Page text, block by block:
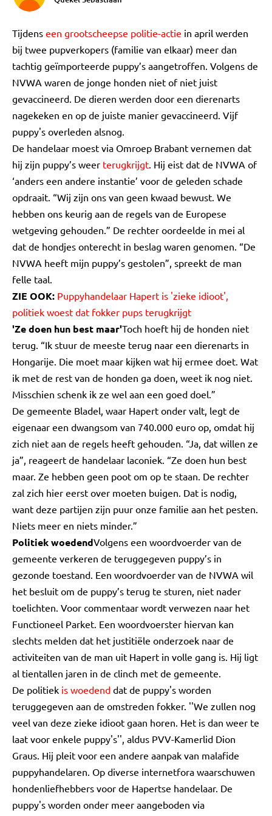
Tijdens een grootscheepse politie-actie in april werden
bij twee pupverkopers (familie van elkaar) meer dan
tachtig geïmporteerde puppy’s aangetroffen. Volgens de
NVWA waren de jonge honden niet of niet juist
gevaccineerd. De dieren werden door een dierenarts
nagekeken en op de juiste manier gevaccineerd. Vijf
puppy's overleden alsnog.
De handelaar moest via Omroep Brabant vernemen dat
hij zijn puppy’s weer terugkrijgt. Hij eist dat de NVWA of
‘anders een andere instantie’ voor de geleden schade
opdraait. “Wij zijn ons van geen kwaad bewust. We
hebben ons keurig aan de regels van de Europese
wetgeving gehouden.” De rechter oordeelde in mei al
dat de hondjes onterecht in beslag waren genomen. “De
NVWA heeft mijn puppy’s gestolen”, spreekt de man
felle taal.
ZIE OOK: Puppyhandelaar Hapert is 'zieke idioot',
politiek woest dat fokker pups terugkrijgt
'Ze doen hun best maar'Toch hoeft hij de honden niet
terug. “Ik stuur de meeste terug naar een dierenarts in
Hongarije. Die moet maar kijken wat hij ermee doet. Wat
ik met de rest van de honden ga doen, weet ik nog niet.
Misschien schenk ik ze wel aan een goed doel.”
De gemeente Bladel, waar Hapert onder valt, legt de
eigenaar een dwangsom van 740.000 euro op, omdat hij
zich niet aan de regels heeft gehouden. “Ja, dat willen ze
ja”, reageert de handelaar laconiek. “Ze doen hun best
maar. Ze hebben geen poot om op te staan. De rechter
zal zich hier eerst over moeten buigen. Dat is nodig,
want deze partijen zijn puur onze familie aan het pesten.
Niets meer en niets minder.”
Politiek woedendVolgens een woordvoerder van de
gemeente verkeren de teruggegeven puppy’s in
gezonde toestand. Een woordvoerder van de NVWA wil
het besluit om de puppy’s terug te sturen, niet nader
toelichten. Voor commentaar wordt verwezen naar het
Functioneel Parket. Een woordvoerster hiervan kan
slechts melden dat het justitiële onderzoek naar de
activiteiten van de man uit Hapert in volle gang is. Hij ligt
al tientallen jaren in de clinch met de gemeente.
De politiek is woedend dat de puppy's worden
teruggegeven aan de omstreden fokker. ''We zullen nog
veel van deze zieke idioot gaan horen. Het is dan weer te
laat voor enkele puppy's'', aldus PVV-Kamerlid Dion
Graus. Hij pleit voor een andere aanpak van malafide
puppyhandelaren. Op diverse internetfora waarschuwen
hondenliefhebbers voor de Hapertse handelaar. De
puppy's worden onder meer aangeboden via